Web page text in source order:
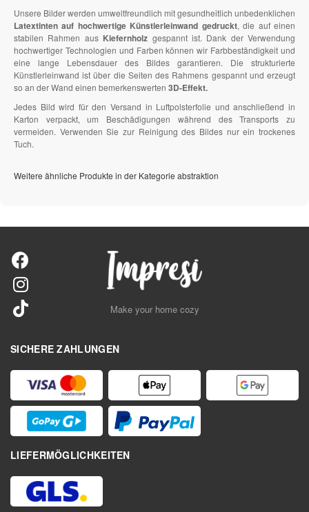
Unsere Bilder werden umweltfreundlich mit gesundheitlich unbedenklichen
Latextinten auf hochwertige Künstlerleinwand gedruckt, die auf einen
stabilen Rahmen aus Kiefernholz gespannt ist. Dank der Verwendung
hochwertiger Technologien und Farben können wir Farbbeständigkeit und
eine lange Lebensdauer des Bildes garantieren. Die strukturierte
Künstlerleinwand ist über die Seiten des Rahmens gespannt und erzeugt
so an der Wand einen bemerkenswerten 3D-Effekt.
Jedes Bild wird für den Versand in Luftpolsterfolie und anschließend in
Karton verpackt, um Beschädigungen während des Transports zu
vermeiden. Verwenden Sie zur Reinigung des Bildes nur ein trockenes
Tuch.
Weitere ähnliche Produkte in der Kategorie abstraktion
Make your home cozy
SICHERE ZAHLUNGEN
LIEFERMÖGLICHKEITEN